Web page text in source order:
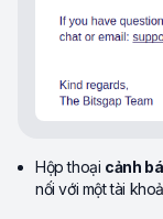
Hộp thoại cảnh
nối với một tài